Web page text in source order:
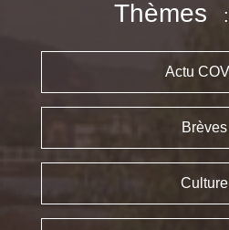
Thèmes
Actu
Brèves
Culture